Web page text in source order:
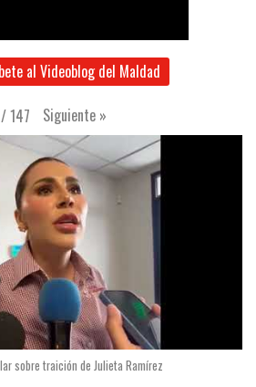
al Videoblog del Maldad
/147 Siguiente »
sobre traición de Julieta Ramírez